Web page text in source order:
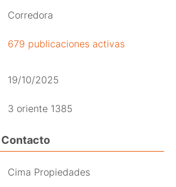
Corredora
679 publicaciones activas
19/10/2025
3 oriente 1385
Cima Propiedades